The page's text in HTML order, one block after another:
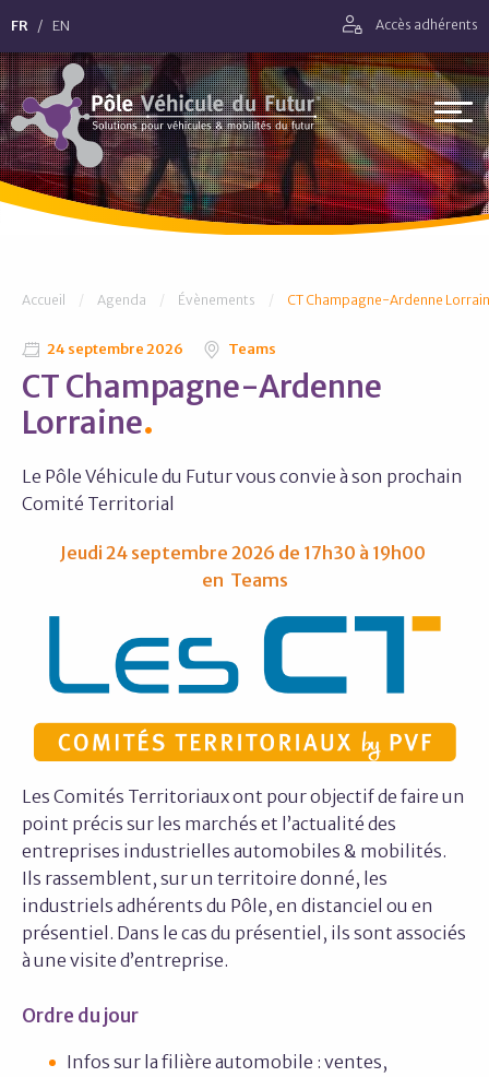
Aller directement au contenu
FR EN Accès adhérents
Pôle Véhicule du Futur
Vous êtes ici :
Accueil Agenda Évènements CT Champagne-Ardenne
24 septembre 2026 Teams
CT Champagne-Ardenne
Lorraine
Le Pôle Véhicule du Futur vous convie à son prochain
Comité Territorial
Jeudi 24 septembre 2026 de 17h30 à 19h00
en Teams
Les Comités Territoriaux ont pour objectif de faire un
point précis sur les marchés et l’actualité des
entreprises industrielles automobiles & mobilités.
Ils rassemblent, sur un territoire donné, les
industriels adhérents du Pôle, en distanciel ou en
présentiel. Dans le cas du présentiel, ils sont associés
à une visite d’entreprise.
Ordre du jour
Infos sur la filière automobile : ventes,